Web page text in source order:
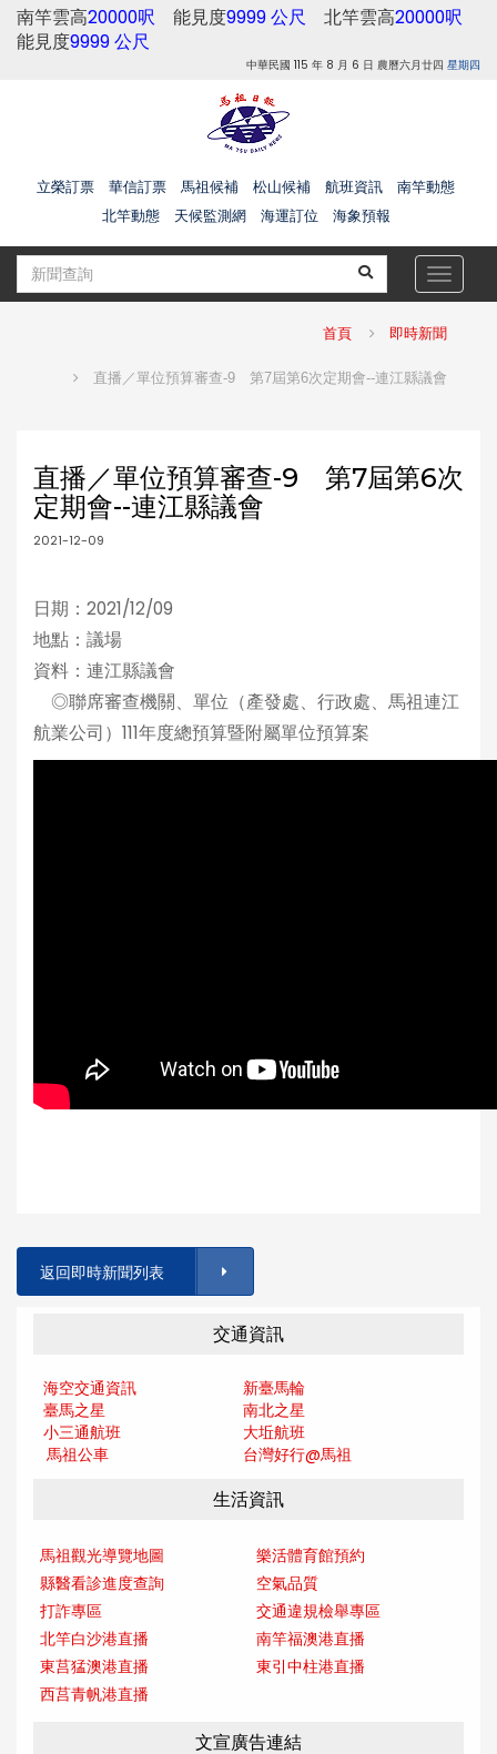
南竿雲高20000呎 能見度9999 公尺 北竿雲高20000呎
能見度9999 公尺
中華民國 115 年 8 月 6 日 農曆六月廿四 星期四
立榮訂票 華信訂票 馬祖候補 松山候補 航班資訊
南竿動態
北竿動態
天候監測網 海運訂位 海象預報
Toggle
首頁 即時新聞
直播／單位預算審查-9 第7屆第6次定期會--連江縣議會
直播／單位預算審查-9 第7屆第6次
定期會--連江縣議會
2021-12-09
日期：2021/12/09
地點：議場
資料：連江縣議會
◎聯席審查機關、單位（產發處、行政處、馬祖連江
航業公司）111年度總預算暨附屬單位預算案
返回即時新聞列表
交通資訊
海空交通資訊
新臺馬輪
臺馬之星
南北之星
小三通航班
大坵航班
馬祖公車
台灣好行@馬祖
生活資訊
馬祖觀光導覽地圖
樂活體育館預約
縣醫看診進度查詢
空氣品質
打詐專區
交通違規檢舉專區
北竿白沙港直播
南竿福澳港直播
東莒猛澳港直播
東引中柱港直播
西莒青帆港直播
文宣廣告連結